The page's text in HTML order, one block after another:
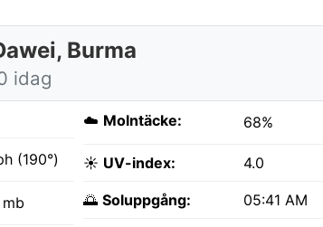
Burma
idag
(190°)
mb
☁️ Molntäcke: 68%
☀️ UV-index: 4.0
🌅 Soluppgång: 05:41 AM